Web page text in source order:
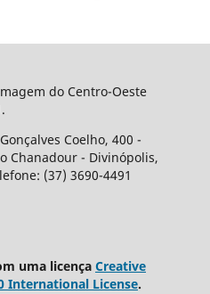
do Centro-Oeste
Coelho, 400 -
Chanadour - Divinópolis,
(37) 3690-4491
uma licença Creative
International License.